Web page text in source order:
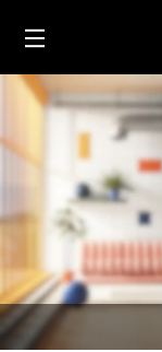
Toggle menu